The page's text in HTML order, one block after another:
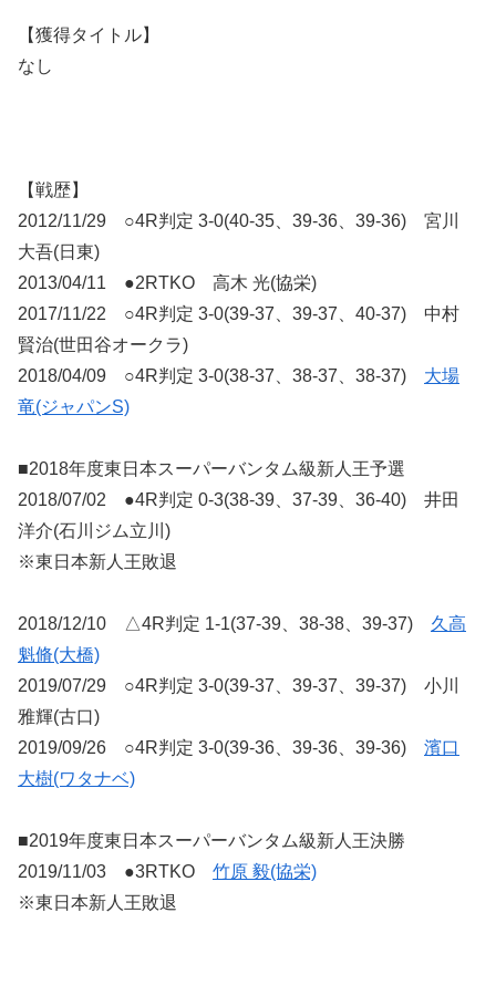
【獲得タイトル】
なし
【戦歴】
2012/11/29 ○4R判定 3-0(40-35、39-36、39-36) 宮川
大吾(日東)
2013/04/11 ●2RTKO 高木 光(協栄)
2017/11/22 ○4R判定 3-0(39-37、39-37、40-37) 中村
賢治(世田谷オークラ)
2018/04/09 ○4R判定 3-0(38-37、38-37、38-37) 大場
竜(ジャパンS)
■2018年度東日本スーパーバンタム級新人王予選
2018/07/02 ●4R判定 0-3(38-39、37-39、36-40) 井田
洋介(石川ジム立川)
※東日本新人王敗退
2018/12/10 △4R判定 1-1(37-39、38-38、39-37) 久高
魁脩(大橋)
2019/07/29 ○4R判定 3-0(39-37、39-37、39-37) 小川
雅輝(古口)
2019/09/26 ○4R判定 3-0(39-36、39-36、39-36) 濱口
大樹(ワタナベ)
■2019年度東日本スーパーバンタム級新人王決勝
2019/11/03 ●3RTKO 竹原 毅(協栄)
※東日本新人王敗退